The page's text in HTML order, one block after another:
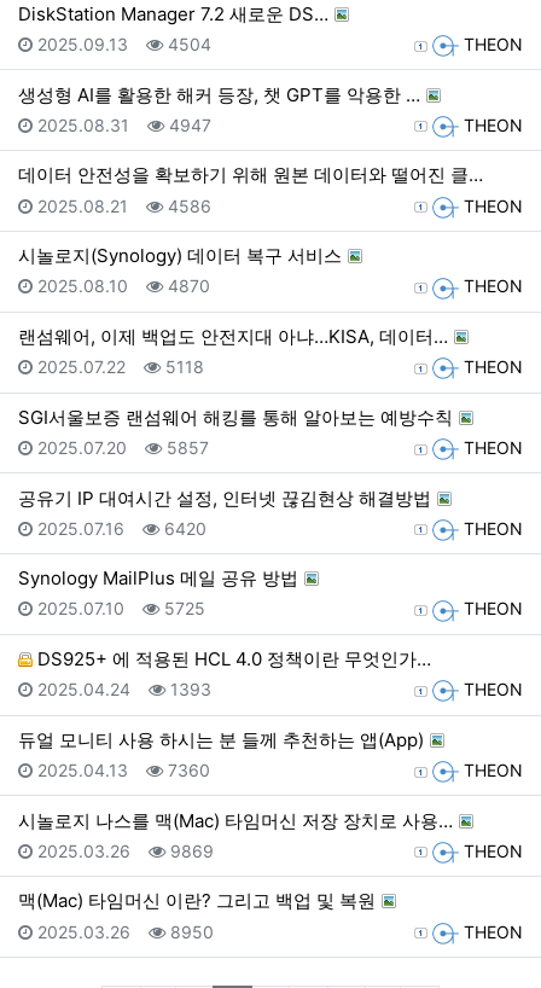
DiskStation Manager 7.2 새로운 DS…
등록자 THEON
등록일
2025.09.13 조회
4504
생성형 AI를 활용한 해커 등장, 챗 GPT를 악용한 …
등록자 THEON
등록일
2025.08.31 조회
4947
데이터 안전성을 확보하기 위해 원본 데이터와 떨어진 클…
등록자 THEON
등록일
2025.08.21 조회
4586
시놀로지(Synology) 데이터 복구 서비스
등록자 THEON
등록일
2025.08.10 조회
4870
랜섬웨어, 이제 백업도 안전지대 아냐…KISA, 데이터…
등록자 THEON
등록일
2025.07.22 조회
5118
SGI서울보증 랜섬웨어 해킹를 통해 알아보는 예방수칙
등록자 THEON
등록일
2025.07.20 조회
5857
공유기 IP 대여시간 설정, 인터넷 끊김현상 해결방법
등록자 THEON
등록일
2025.07.16 조회
6420
Synology MailPlus 메일 공유 방법
등록자 THEON
등록일
2025.07.10 조회
5725
DS925+ 에 적용된 HCL 4.0 정책이란 무엇인가…
등록자 THEON
등록일
2025.04.24 조회
1393
듀얼 모니티 사용 하시는 분 들께 추천하는 앱(App)
등록자 THEON
등록일
2025.04.13 조회
7360
시놀로지 나스를 맥(Mac) 타임머신 저장 장치로 사용…
등록자 THEON
등록일
2025.03.26 조회
9869
맥(Mac) 타임머신 이란? 그리고 백업 및 복원
등록자 THEON
등록일
2025.03.26 조회
8950